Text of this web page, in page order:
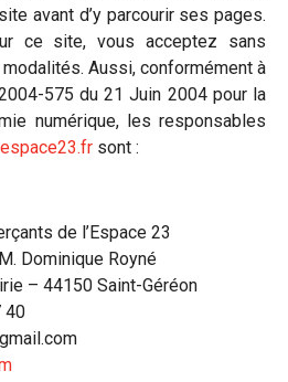
avant d’y parcourir ses pages.
ce site, vous acceptez sans
Aussi, conformément à
575 du 21 Juin 2004 pour la
numérique, les responsables
espace23.fr sont :
de l’Espace 23
Dominique Royné
– 44150 Saint-Géréon
40